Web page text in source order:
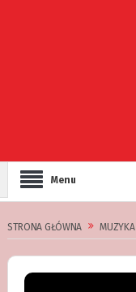
Menu
STRONA GŁÓWNA MUZYKA